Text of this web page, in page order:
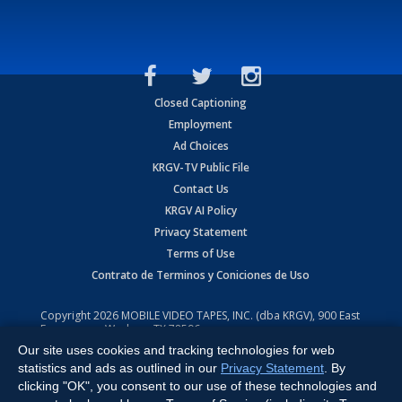
Closed Captioning
Employment
Ad Choices
KRGV-TV Public File
Contact Us
KRGV AI Policy
Privacy Statement
Terms of Use
Contrato de Terminos y Coniciones de Uso
Copyright2026 MOBILE VIDEO TAPES, INC. (dba KRGV), 900 East
Expressway, Weslaco, TX 78596.
All Rights Reserved. Powered by:Ruby Shore Software
Our site uses cookies and tracking technologies for web
statistics and ads as outlined in our Privacy Statement . By
clicking "OK", you consent to our use of these technologies and